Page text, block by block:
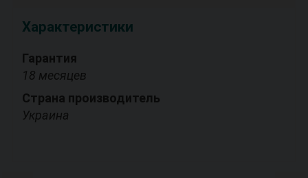
Характеристики
Гарантия
18 месяцев
Страна производитель
Украина